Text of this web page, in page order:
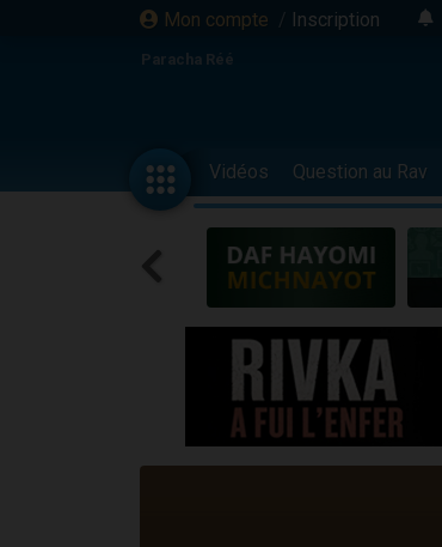
Mon compte / Inscription
Paracha Réé
Vidéos Question au Rav